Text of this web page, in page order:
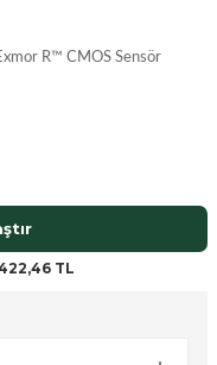
R™ CMOS Sensör
TL